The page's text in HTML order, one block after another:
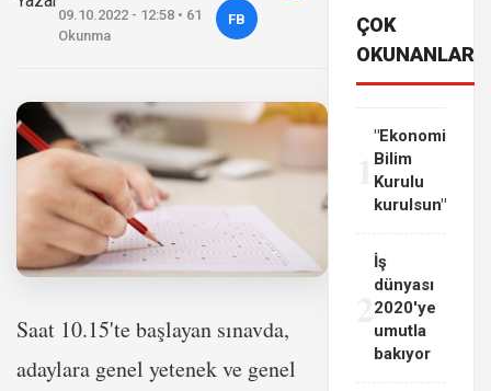
09.10.2022 - 12:58 • 61
Okunma
FB
Saat 10.15'te başlayan sınavda,
adaylara genel yetenek ve genel
ÇOK
OKUNANLAR
"Ekonomi
Bilim
Kurulu
kurulsun"
İş
dünyası
2020'ye
umutla
bakıyor